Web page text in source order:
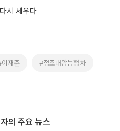
시 세우다
재준 #정조대왕능행차
의 주요 뉴스